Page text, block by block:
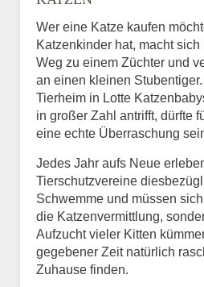
Keine Datei
Vermisst seit
Ort des
Wer eine Katze kaufen
Katzenkinder hat, macht
Weg zu einem Züchter und
an einen kleinen
Tierheim in Lotte
in großer Zahl antrifft, dürfte
eine echte Überraschung
Jedes Jahr aufs Neue
Tierschutzvereine
Schwemme und müssen
die Katzenvermittlung,
Aufzucht vieler Kitten
gegebener Zeit natürlich
Zuhause finden.